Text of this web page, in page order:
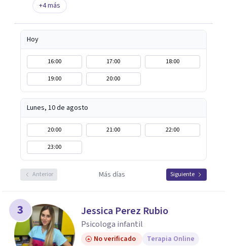
+4más
Hoy
16:00 17:00
18:00
19:00
20:00
Lunes, 10 de agosto
20:00 21:00
22:00
23:00
Anterior Más días Siguiente
3 Jessica Perez Rubio
Psicologa infantil
No verificado Terapia Online